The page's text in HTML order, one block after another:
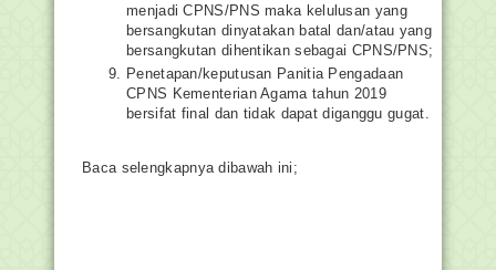
menjadi CPNS/PNS maka kelulusan yang
bersangkutan dinyatakan batal dan/atau yang
bersangkutan dihentikan sebagai CPNS/PNS;
Penetapan/keputusan Panitia Pengadaan
CPNS Kementerian Agama tahun 2019
bersifat final dan tidak dapat diganggu gugat.
Baca selengkapnya dibawah ini;